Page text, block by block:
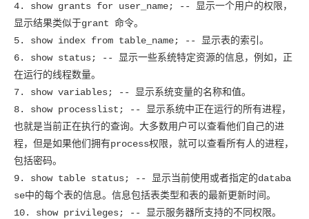
4. show grants for user_name; -- 显示一个用户的权限，
显示结果类似于grant 命令。
5. show index from table_name; -- 显示表的索引。
6. show status; -- 显示一些系统特定资源的信息，例如，正
在运行的线程数量。
7. show variables; -- 显示系统变量的名称和值。
8. show processlist; -- 显示系统中正在运行的所有进程，
也就是当前正在执行的查询。大多数用户可以查看他们自己的进
程，但是如果他们拥有process权限，就可以查看所有人的进程，
包括密码。
9. show table status; -- 显示当前使用或者指定的databa
se中的每个表的信息。信息包括表类型和表的最新更新时间。
10. show privileges; -- 显示服务器所支持的不同权限。